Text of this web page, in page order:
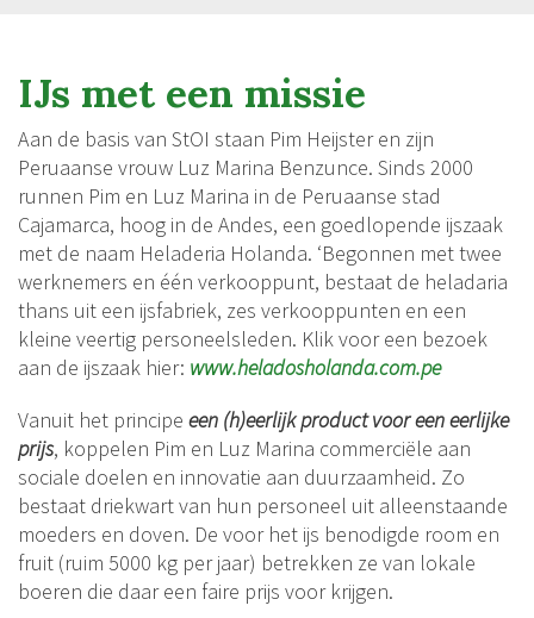
IJs met een missie
Aan de basis van StOI staan Pim Heijster en zijn
Peruaanse vrouw Luz Marina Benzunce. Sinds 2000
runnen Pim en Luz Marina in de Peruaanse stad
Cajamarca, hoog in de Andes, een goedlopende ijszaak
met de naam Heladeria Holanda. ‘Begonnen met twee
werknemers en één verkooppunt, bestaat de heladaria
thans uit een ijsfabriek, zes verkooppunten en een
kleine veertig personeelsleden. Klik voor een bezoek
aan de ijszaak hier: www.heladosholanda.com.pe
Vanuit het principe een (h)eerlijk product voor een eerlijke
prijs, koppelen Pim en Luz Marina commerciële aan
sociale doelen en innovatie aan duurzaamheid. Zo
bestaat driekwart van hun personeel uit alleenstaande
moeders en doven. De voor het ijs benodigde room en
fruit (ruim 5000 kg per jaar) betrekken ze van lokale
boeren die daar een faire prijs voor krijgen.